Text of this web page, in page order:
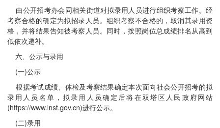
由公开招考办会同相关街道对拟录用人员进行组织考察工作。经
考察合格的确定为拟招录人员。组织考察不合格的，取消其录用资
格，并将结果告知被考察人员。同时，按照岗位总成绩排名从高到
低依次递补。
六、公示与录用
(一)公示
根据考试成绩、体检及考察结果确定本次面向社会公开招考的拟
录用人员名单，拟录用人员确定后将在双塔区人民政府网站
(https://www.lnst.gov.cn)进行公示。
(二)录用